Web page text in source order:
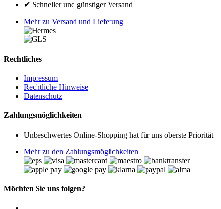
✔ Schneller und günstiger Versand
Mehr zu Versand und Lieferung
Rechtliches
Impressum
Rechtliche Hinweise
Datenschutz
Zahlungsmöglichkeiten
Unbeschwertes Online-Shopping hat für uns oberste Priorität
Mehr zu den Zahlungsmöglichkeiten
Möchten Sie uns folgen?